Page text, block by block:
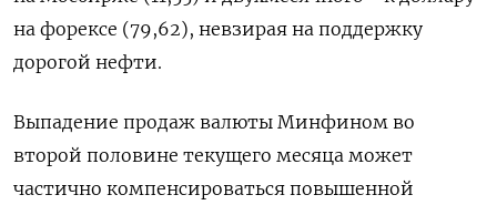
на форексе (79,62), невзирая ‌на поддержку
дорогой нефти.
Выпадение продаж валюты Минфином во
второй половине текущего месяца может
частично компенсироваться повышенной